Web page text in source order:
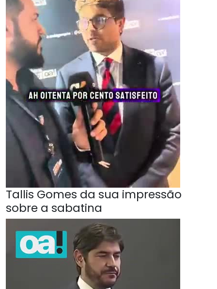
Tallis Gomes da sua impressão
sobre a sabatina